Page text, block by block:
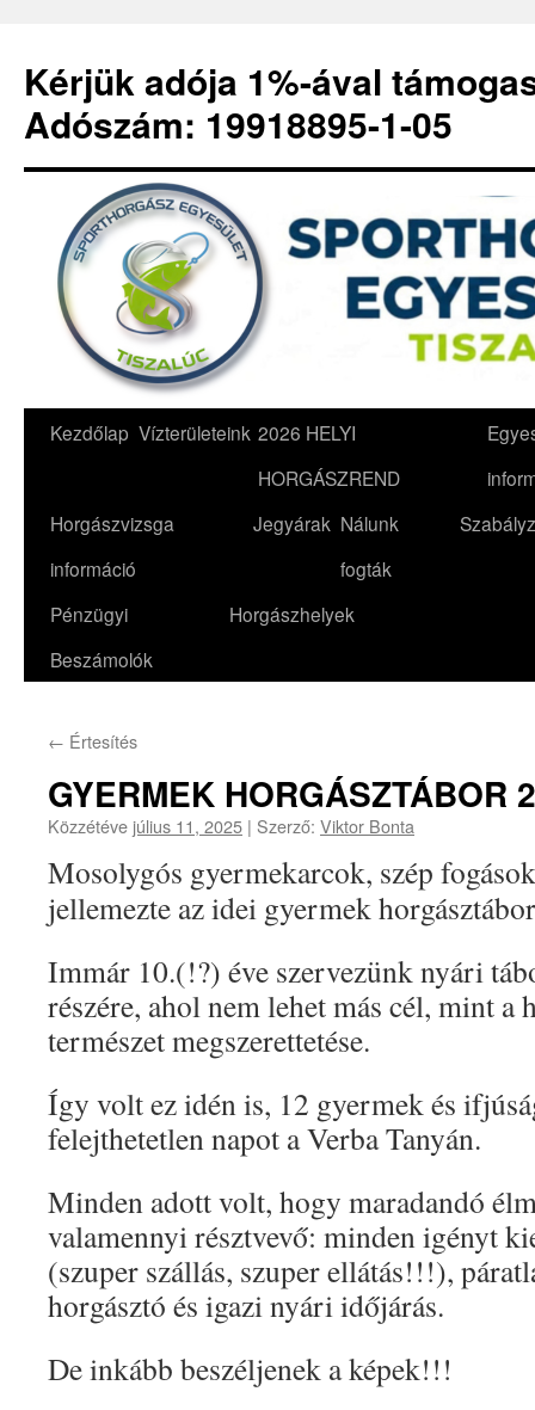
Kérjük adója 1%-ával
Adószám: 19918895-1-05
Kilépés
tartalomba
Kezdőlap Vízterületeink 2026 HELYI
HORGÁSZREND
Horgászvizsga
információ
Jegyárak Nálunk
fogták
Pénzügyi
Beszámolók
Horgászhelyek
← Értesítés
GYERMEK HORGÁSZTÁBOR
Közzétéve július 11, 2025 | Szerző: Viktor Bonta
Mosolygós gyermekarcok, szép
jellemezte az idei gyermek
Immár 10.(!?) éve szervezünk nyári
részére, ahol nem lehet más cél, mint a
természet megszerettetése.
Így volt ez idén is, 12 gyermek és
felejthetetlen napot a Verba Tanyán.
Minden adott volt, hogy maradandó
valamennyi résztvevő: minden igényt
(szuper szállás, szuper ellátás!!!),
horgásztó és igazi nyári időjárás.
De inkább beszéljenek a képek!!!